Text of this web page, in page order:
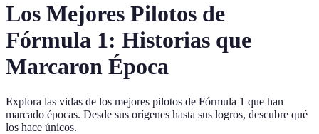
Los Mejores Pilotos de
Fórmula 1: Historias que
Marcaron Época
Explora las vidas de los mejores pilotos de Fórmula 1 que han
marcado épocas. Desde sus orígenes hasta sus logros, descubre qué
los hace únicos.